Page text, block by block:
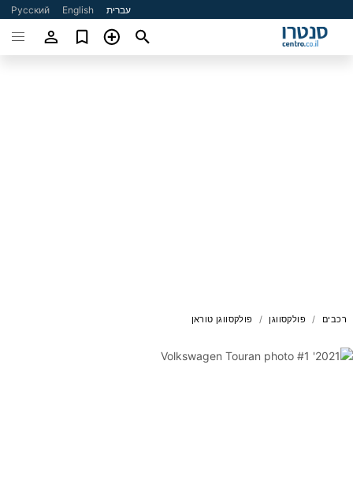
עברית English
Русский
רכבים פולקסווגן פולקסווגן טוראן